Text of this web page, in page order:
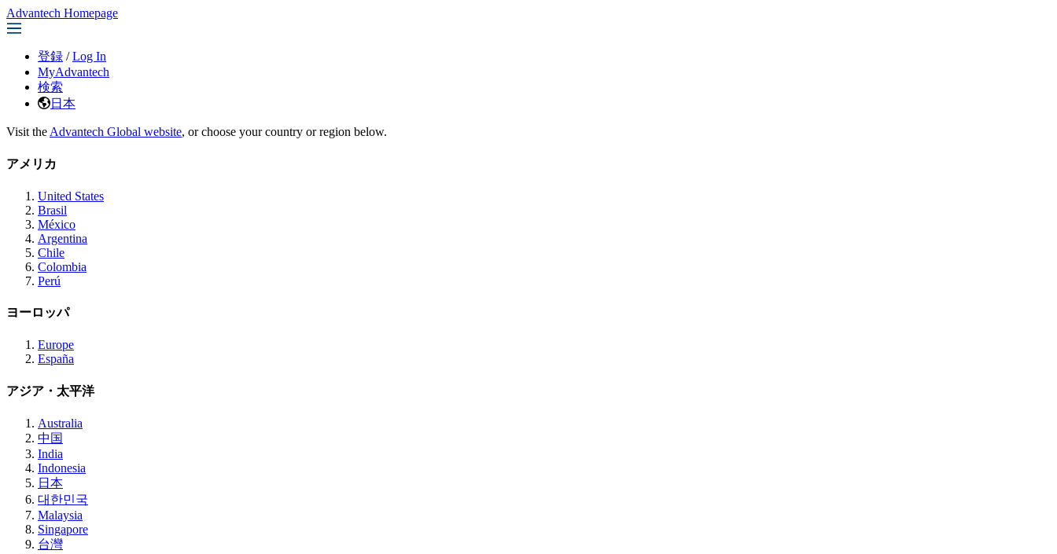
Advantech Homepage
登録 / Log In
MyAdvantech
検索
日本
Visit the Advantech Global website, or choose your country or region below.
アメリカ
United States
Brasil
México
Argentina
Chile
Colombia
Perú
ヨーロッパ
Europe
España
アジア・太平洋
Australia
中国
India
Indonesia
日本
대한민국
Malaysia
Singapore
台灣